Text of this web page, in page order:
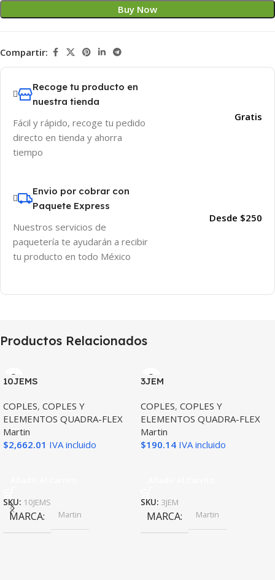
Buy Now
Compartir:
Recoge tu producto en
nuestra tienda
Fácil y rápido, recoge tu pedido
directo en tienda y ahorra
tiempo
Gratis
Envio por cobrar con
Paquete Express
Nuestros servicios de
paquetería te ayudarán a recibir
tu producto en todo México
Desde $250
Productos Relacionados
10JEMS
COPLES, COPLES Y
ELEMENTOS QUADRA-FLEX
Martin
$2,662.01 IVA incluido
SKU: 10JEMS
MARCA Martin
3JEM
COPLES, COPLES Y
ELEMENTOS QUADRA-FLEX
Martin
$190.14 IVA incluido
SKU: 3JEM
MARCA Martin